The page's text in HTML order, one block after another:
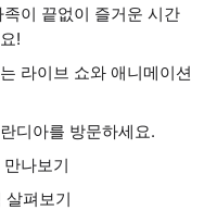
이 끝없이 즐거운 시간
!
라이브 쇼와 애니메이션
디아를 방문하세요.
나보기
살펴보기